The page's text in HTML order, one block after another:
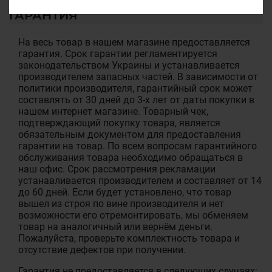
ГАРАНТИЯ
На весь товар в нашем магазине предоставляется
гарантия. Срок гарантии регламентируется
законодательством Украины и устанавливается
производителем запасных частей. В зависимости от
политики производителя, гарантийный срок может
составлять от 30 дней до 3-х лет от даты покупки в
нашем интернет магазине. Товарный чек,
подтверждающий покупку товара, является
обязательным документом для предоставления
гарантии на товар. По всем вопросам гарантийного
обслуживания товара необходимо обращаться в
наш офис. Срок рассмотрения рекламации
устанавливается производителем и составляет от 14
до 60 дней. Если будет установлено, что товар
вышел из строя по вине производителя и нет
возможности его отремонтировать, мы обменяем
товар на аналогичный или вернём деньги.
Пожалуйста, проверьте комплектность товара и
отсутствие дефектов при получении.